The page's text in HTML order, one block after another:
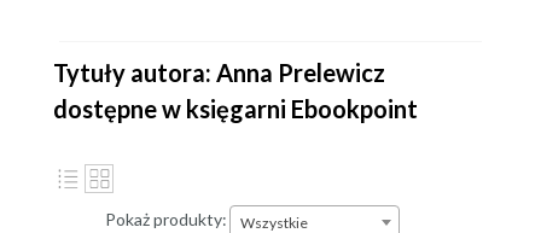
Tytuły autora: Anna Prelewicz
dostępne w księgarni Ebookpoint
Pokaż produkty: Wszystkie